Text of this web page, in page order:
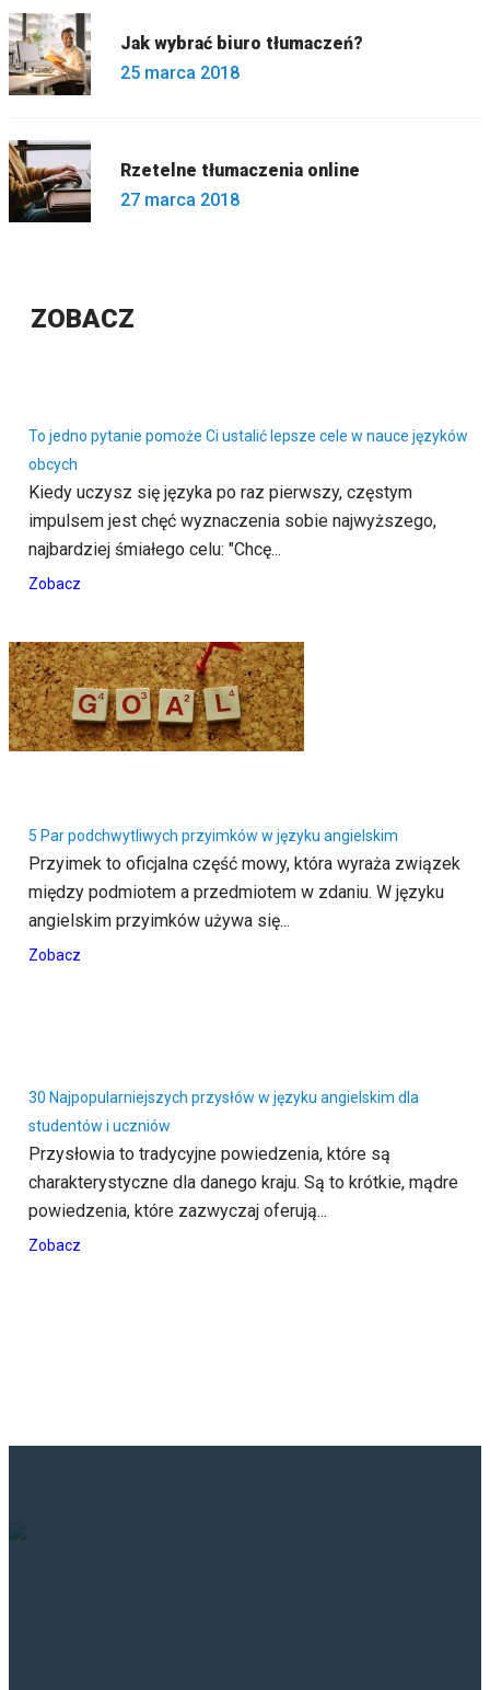
Jak wybrać biuro tłumaczeń?
25 marca 2018
Rzetelne tłumaczenia online
27 marca 2018
ZOBACZ
To jedno pytanie pomoże Ci ustalić lepsze cele w nauce języków
obcych
Kiedy uczysz się języka po raz pierwszy, częstym
impulsem jest chęć wyznaczenia sobie najwyższego,
najbardziej śmiałego celu: "Chcę...
Zobacz
5 Par podchwytliwych przyimków w języku angielskim
Przyimek to oficjalna część mowy, która wyraża związek
między podmiotem a przedmiotem w zdaniu. W języku
angielskim przyimków używa się...
Zobacz
30 Najpopularniejszych przysłów w języku angielskim dla
studentów i uczniów
Przysłowia to tradycyjne powiedzenia, które są
charakterystyczne dla danego kraju. Są to krótkie, mądre
powiedzenia, które zazwyczaj oferują...
Zobacz